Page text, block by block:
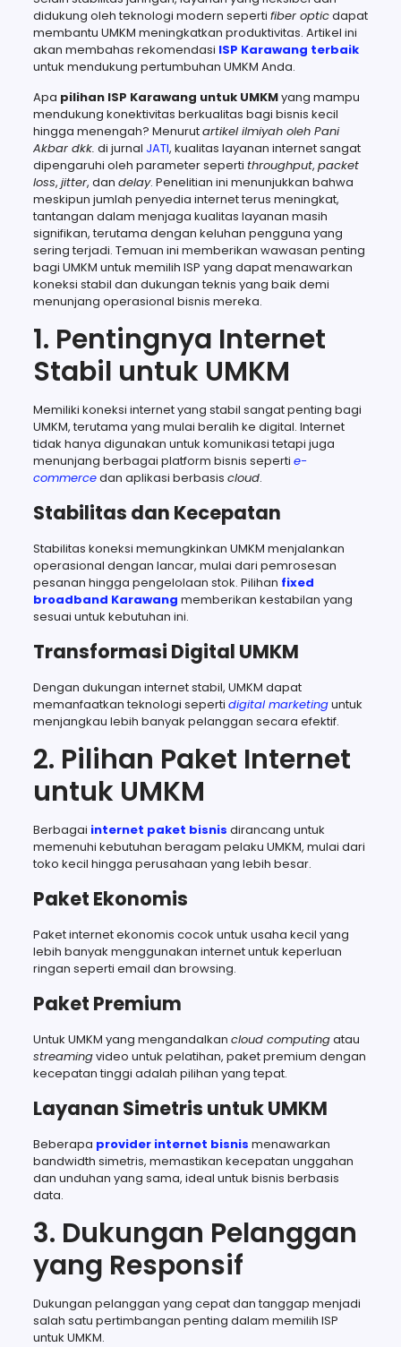
didukung oleh teknologi modern seperti fiber opticdapat
membantu UMKM meningkatkan produktivitas. Artikel ini
akan membahas rekomendasi ISP Karawang terbaik
untuk mendukung pertumbuhan UMKM Anda.
Apa pilihan ISP Karawang untuk UMKMyang mampu
mendukung konektivitas berkualitas bagi bisnis kecil
hingga menengah? Menurutartikel ilmiyah oleh Pani
Akbar dkk. di jurnal JATI, kualitas layanan internet sangat
dipengaruhi oleh parameter seperti throughput, packet
loss, jitter, dan delay. Penelitian ini menunjukkan bahwa
meskipun jumlah penyedia internet terus meningkat,
tantangan dalam menjaga kualitas layanan masih
signifikan, terutama dengan keluhan pengguna yang
sering terjadi. Temuan ini memberikan wawasan penting
bagi UMKM untuk memilih ISP yang dapat menawarkan
koneksi stabil dan dukungan teknis yang baik demi
menunjang operasional bisnis mereka.
1. Pentingnya Internet
Stabil untuk UMKM
Memiliki koneksi internet yang stabil sangat penting bagi
UMKM, terutama yang mulai beralih ke digital. Internet
tidak hanya digunakan untuk komunikasi tetapi juga
menunjang berbagai platform bisnis seperti e-
commercedan aplikasi berbasis cloud.
Stabilitas dan Kecepatan
Stabilitas koneksi memungkinkan UMKM menjalankan
operasional dengan lancar, mulai dari pemrosesan
pesanan hingga pengelolaan stok. Pilihan fixed
broadband Karawang memberikan kestabilan yang
sesuai untuk kebutuhan ini.
Transformasi Digital UMKM
Dengan dukungan internet stabil, UMKM dapat
memanfaatkan teknologi seperti digital marketinguntuk
menjangkau lebih banyak pelanggan secara efektif.
2. Pilihan Paket Internet
untuk UMKM
Berbagai internet paket bisnis dirancang untuk
memenuhi kebutuhan beragam pelaku UMKM, mulai dari
toko kecil hingga perusahaan yang lebih besar.
Paket Ekonomis
Paket internet ekonomis cocok untuk usaha kecil yang
lebih banyak menggunakan internet untuk keperluan
ringan seperti email dan browsing.
Paket Premium
Untuk UMKM yang mengandalkan cloud computingatau
streamingvideo untuk pelatihan, paket premium dengan
kecepatan tinggi adalah pilihan yang tepat.
Layanan Simetris untuk UMKM
Beberapa provider internet bisnis menawarkan
bandwidth simetris, memastikan kecepatan unggahan
dan unduhan yang sama, ideal untuk bisnis berbasis
data.
3. Dukungan Pelanggan
yang Responsif
Dukungan pelanggan yang cepat dan tanggap menjadi
salah satu pertimbangan penting dalam memilih ISP
untuk UMKM.